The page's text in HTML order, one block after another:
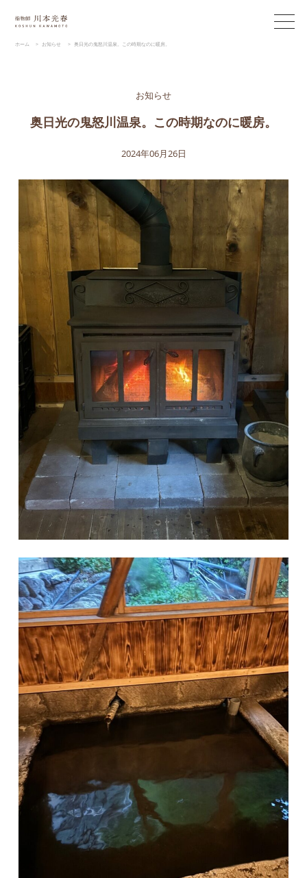
ホーム > お知らせ > 奥日光の鬼怒川温泉。この時期なのに暖房。
お知らせ
奥日光の鬼怒川温泉。この時期なのに暖房。
2024年06月26日